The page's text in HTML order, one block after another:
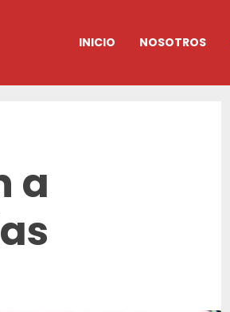
INICIO NOSOTROS
a